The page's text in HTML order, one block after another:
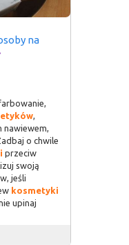
na
,
nawiewem,
o chwile
przeciw
swoją
jeśli
kosmetyki
upinaj